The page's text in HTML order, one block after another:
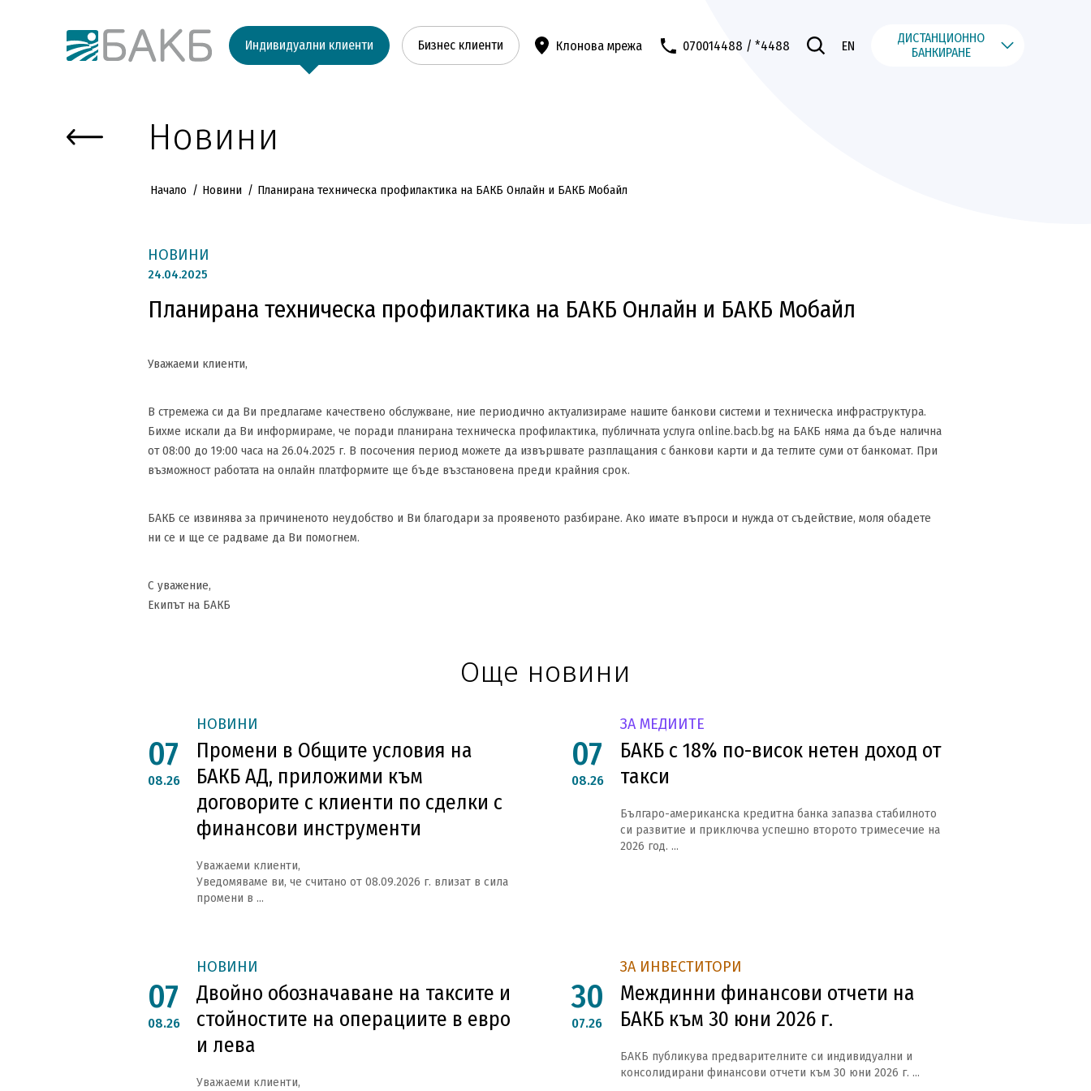
Индивидуални клиенти Бизнес клиенти Клонова мрежа 070014488 / *4488 EN
ДИСТАНЦИОННО
БАНКИРАНЕ
Новини
Начало Новини Планирана техническа профилактика на БАКБ Онлайн и БАКБ Мобайл
НОВИНИ
24.04.2025
Планирана техническа профилактика на БАКБ Онлайн и БАКБ Мобайл
Уважаеми клиенти,
В стремежа си да Ви предлагаме качествено обслужване, ние периодично актуализираме нашите банкови системи и техническа инфраструктура.
Бихме искали да Ви информираме, че поради планирана техническа профилактика, публичната услуга online.bacb.bg на БАКБ няма да бъде налична
от 08:00 до 19:00 часа на 26.04.2025 г. В посочения период можете да извършвате разплащания с банкови карти и да теглите суми от банкомат. При
възможност работата на онлайн платформите ще бъде възстановена преди крайния срок.
БАКБ се извинява за причиненото неудобство и Ви благодари за проявеното разбиране. Ако имате въпроси и нужда от съдействие, моля обадете
ни се и ще се радваме да Ви помогнем.
С уважение,
Екипът на БАКБ
Още новини
НОВИНИ
Промени в Общите условия на
БАКБ АД, приложими към
договорите с клиенти по сделки с
финансови инструменти
07
08.26
Уважаеми клиенти,
Уведомяваме ви, че считано от 08.09.2026 г. влизат в сила
промени в ...
ЗА МЕДИИТЕ
БАКБ с 18% по-висок нетен доход от
такси
07
08.26
Българо-американска кредитна банка запазва стабилното
си развитие и приключва успешно второто тримесечие на
2026 год. ...
НОВИНИ
Двойно обозначаване на таксите и
стойностите на операциите в евро
и лева
07
08.26
Уважаеми клиенти,
ЗА ИНВЕСТИТОРИ
Междинни финансови отчети на
БАКБ към 30 юни 2026 г.
30
07.26
БАКБ публикува предварителните си индивидуални и
консолидирани финансови отчети към 30 юни 2026 г. ...